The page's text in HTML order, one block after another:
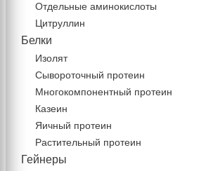
Отдельные аминокислоты
Цитруллин
Белки
Изолят
Сывороточный протеин
Многокомпонентный протеин
Казеин
Яичный протеин
Растительный протеин
Гейнеры